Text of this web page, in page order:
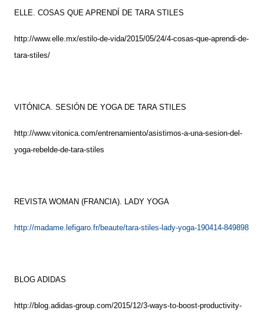
ELLE. COSAS QUE APRENDÍ DE TARA STILES
http://www.elle.mx/estilo-de-vida/2015/05/24/4-cosas-que-aprendi-de-
tara-stiles/
VITÓNICA. SESIÓN DE YOGA DE TARA STILES
http://www.vitonica.com/entrenamiento/asistimos-a-una-sesion-del-
yoga-rebelde-de-tara-stiles
REVISTA WOMAN (FRANCIA). LADY YOGA
http://madame.lefigaro.fr/beaute/tara-stiles-lady-yoga-190414-849898
BLOG ADIDAS
http://blog.adidas-group.com/2015/12/3-ways-to-boost-productivity-